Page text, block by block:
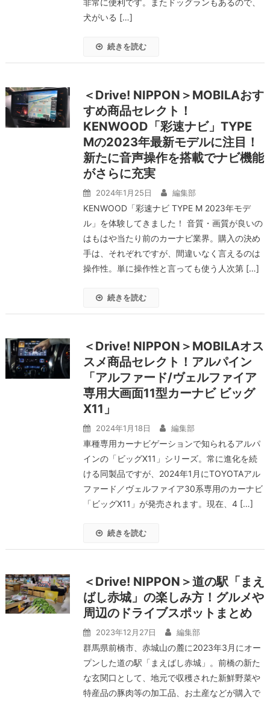
非常に便利です。またドッグランもあるので、
犬がいる […]
続きを読む
＜Drive! NIPPON＞MOBILAおす
すめ商品セレクト！
KENWOOD「彩速ナビ」TYPE
Mの2023年最新モデルに注目！
新たに音声操作を搭載でナビ機能
がさらに充実
2024年1月25日 編集部
KENWOOD「彩速ナビ TYPE M 2023年モデ
ル」を体験してきました！ 音質・画質が良いの
はもはや当たり前のカーナビ業界。購入の決め
手は、それぞれですが、間違いなく言えるのは
操作性。単に操作性と言っても使う人次第 […]
続きを読む
＜Drive! NIPPON＞MOBILAオス
スメ商品セレクト！アルパイン
「アルファード/ヴェルファイア
専用大画面11型カーナビ ビッグ
X11」
2024年1月18日 編集部
車種専用カーナビゲーションで知られるアルパ
インの「ビッグX11」シリーズ。常に進化を続
ける同製品ですが、2024年1月にTOYOTAアル
ファード／ヴェルファイア30系専用のカーナビ
「ビッグX11」が発売されます。現在、4 […]
続きを読む
＜Drive! NIPPON＞道の駅「まえ
ばし赤城」の楽しみ方！グルメや
周辺のドライブスポットまとめ
2023年12月27日 編集部
群馬県前橋市、赤城山の麓に2023年3月にオー
プンした道の駅「まえばし赤城」。前橋の新た
な玄関口として、地元で収穫された新鮮野菜や
特産品の豚肉等の加工品、お土産などが購入で